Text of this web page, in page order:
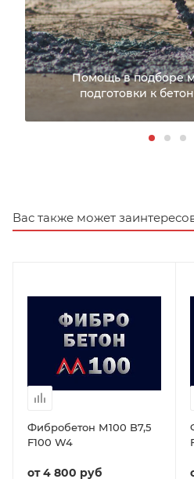
Помощь в подборе
подготовки к
Вас также может
Фибробетон М100 B7,5
F100 W4
от4 800 руб